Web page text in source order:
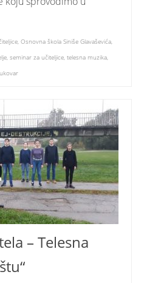
, Osnovna škola Siniše Glavaševića,
, seminar za učiteljice, telesna muzika,
– Telesna